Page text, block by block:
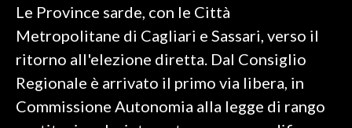
TENNIS
ALTRI SPORT
CULTURA
SPETTACOLI
Le Province sarde, con le Città
Metropolitane di Cagliari e Sassari, verso il
ritorno all'elezione diretta. Dal Consiglio
Regionale è arrivato il primo via libera, in
Commissione Autonomia alla legge di rango